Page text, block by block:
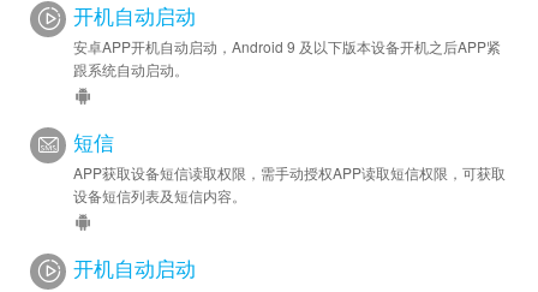
开机自动启动
安卓APP开机自动启动，Android 9 及以下版本设备开机之后APP紧
跟系统自动启动。
短信
APP获取设备短信读取权限，需手动授权APP读取短信权限，可获取
设备短信列表及短信内容。
开机自动启动